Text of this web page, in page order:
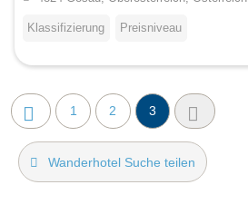
Klassifizierung Preisniveau
1 2 3
Wanderhotel Suche teilen